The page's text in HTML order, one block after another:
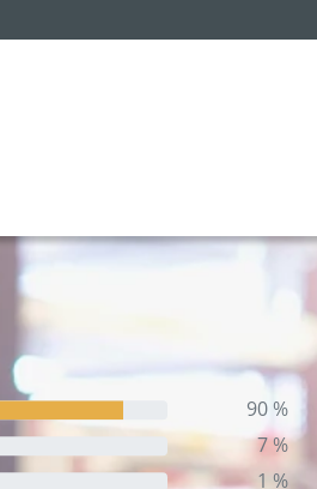
90 %
7 %
1 %